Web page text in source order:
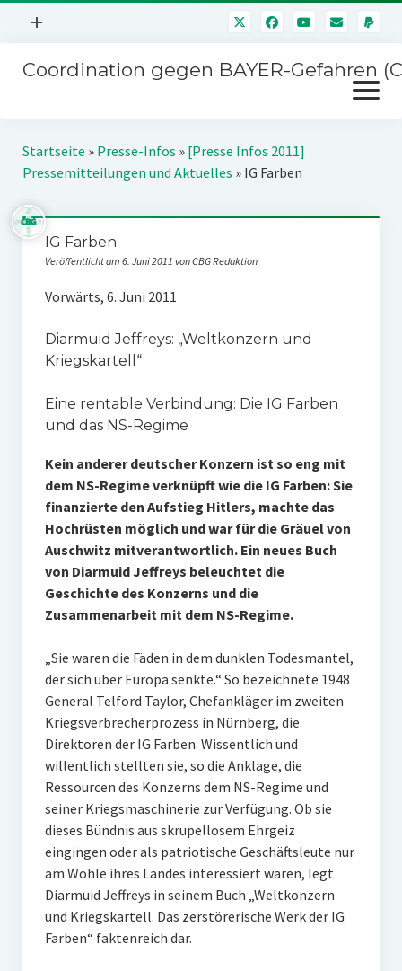
Menü
+
Mitmachen
Über uns
Kontakt
Impressum
Coordination gegen BAYER-Gefahren
Menü
öffnen
Kampagnen
Stichwort BAYER
Jahrestagung
SPENDEN
Startseite » Presse-Infos » [Presse Infos 2011]
Pressemitteilungen und Aktuelles » IG Farben
IG Farben
Veröffentlicht am 6. Juni 2011 von CBG Redaktion
Vorwärts, 6. Juni 2011
Diarmuid Jeffreys: „Weltkonzern und
Kriegskartell“
Eine rentable Verbindung: Die IG Farben
und das NS-Regime
Kein anderer deutscher Konzern ist so eng mit
dem NS-Regime verknüpft wie die IG Farben: Sie
finanzierte den Aufstieg Hitlers, machte das
Hochrüsten möglich und war für die Gräuel von
Auschwitz mitverantwortlich. Ein neues Buch
von Diarmuid Jeffreys beleuchtet die
Geschichte des Konzerns und die
Zusammenarbeit mit dem NS-Regime.
„Sie waren die Fäden in dem dunklen Todesmantel,
der sich über Europa senkte.“ So bezeichnete 1948
General Telford Taylor, Chefankläger im zweiten
Kriegsverbrecherprozess in Nürnberg, die
Direktoren der IG Farben. Wissentlich und
willentlich stellten sie, so die Anklage, die
Ressourcen des Konzerns dem NS-Regime und
seiner Kriegsmaschinerie zur Verfügung. Ob sie
dieses Bündnis aus skrupellosem Ehrgeiz
eingingen oder als patriotische Geschäftsleute nur
am Wohle ihres Landes interessiert waren, legt
Diarmuid Jeffreys in seinem Buch „Weltkonzern
und Kriegskartell. Das zerstörerische Werk der IG
Farben“ faktenreich dar.